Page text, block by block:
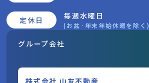
定休日 毎週水曜日
(お盆·年末年始休暇を除く)
グループ会社
株式会社 山友不動産